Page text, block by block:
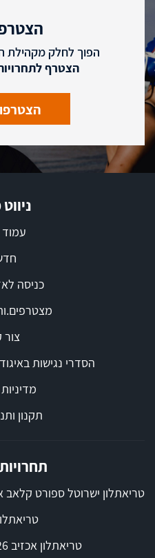
הפוך לחלק מקהילת
הצטרף
כניסה
הסדרי נגישות
תקנון
טריאתלון ישרוטל ספורט קלאב אילת 2026, אליפות
טריאתלון אכזיב 2026 GALILEE100